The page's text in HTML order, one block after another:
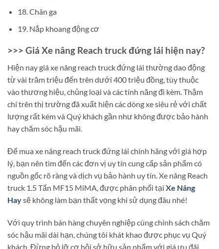
18. Chân ga
19. Nắp khoang động cơ
>>> Giá Xe nâng Reach truck đứng lái hiện nay?
Hiện nay giá xe nâng reach truck đứng lái thường dao động
từ vài trăm triệu đến trên dưới 400 triệu đồng, tùy thuộc
vào thương hiệu, chủng loại và các tính năng đi kèm. Thậm
chí trên thị trường đã xuất hiện các dòng xe siêu rẻ với chất
lượng rất kém và Quý khách gần như không được bảo hành
hay chăm sóc hậu mãi.
Để mua xe nâng reach truck đứng lái chính hãng với giá hợp
lý, bạn nên tìm đến các đơn vị uy tín cung cấp sản phẩm có
nguồn gốc rõ ràng và dịch vụ bảo hành uy tín. Xe nâng Reach
truck 1.5 Tấn MF15 MiMA, được phân phối tại Xe Nâng
Haysẽ không làm bạn thất vọng khi sử dụng đâu nhé!
Với quy trình bán hàng chuyên nghiệp cùng chính sách chăm
sóc hậu mãi dài hạn, chúng tôi khát khao được phục vụ Quý
khách. Đừng bỏ lỡ cơ hội sở hữu sản phẩm với giá ưu đãi